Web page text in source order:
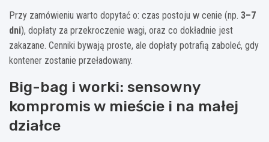
Przy zamówieniu warto dopytać o: czas postoju w cenie (np. 3–7
dni), dopłaty za przekroczenie wagi, oraz co dokładnie jest
zakazane. Cenniki bywają proste, ale dopłaty potrafią zaboleć, gdy
kontener zostanie przeładowany.
Big-bag i worki: sensowny
kompromis w mieście i na małej
działce